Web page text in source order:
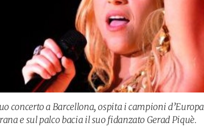
concerto a Barcellona, ospita i campioni d’Europa
e sul palco bacia il suo fidanzato Gerad Piquè.